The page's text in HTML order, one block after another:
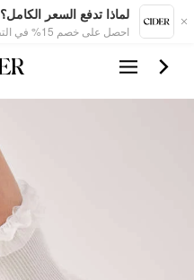
لماذا تدفع السعر الكامل؟
احصل على خصم 15% في التطبيق